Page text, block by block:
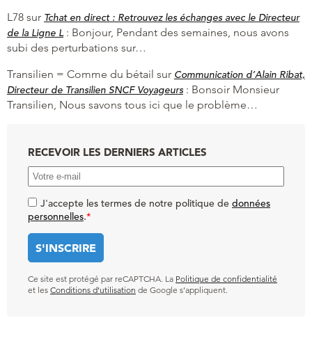
L78 sur Tchat en direct : Retrouvez les échanges avec le Directeur
de la Ligne L : Bonjour, Pendant des semaines, nous avons
subi des perturbations sur…
Transilien = Comme du bétail sur Communication d’Alain Ribat,
Directeur de Transilien SNCF Voyageurs : Bonsoir Monsieur
Transilien, Nous savons tous ici que le problème…
RECEVOIR LES DERNIERS ARTICLES
J'accepte les termes de notre politique de données
personnelles.*
Ce site est protégé par reCAPTCHA. La Politique de confidentialité
et les Conditions d’utilisation de Google s’appliquent.